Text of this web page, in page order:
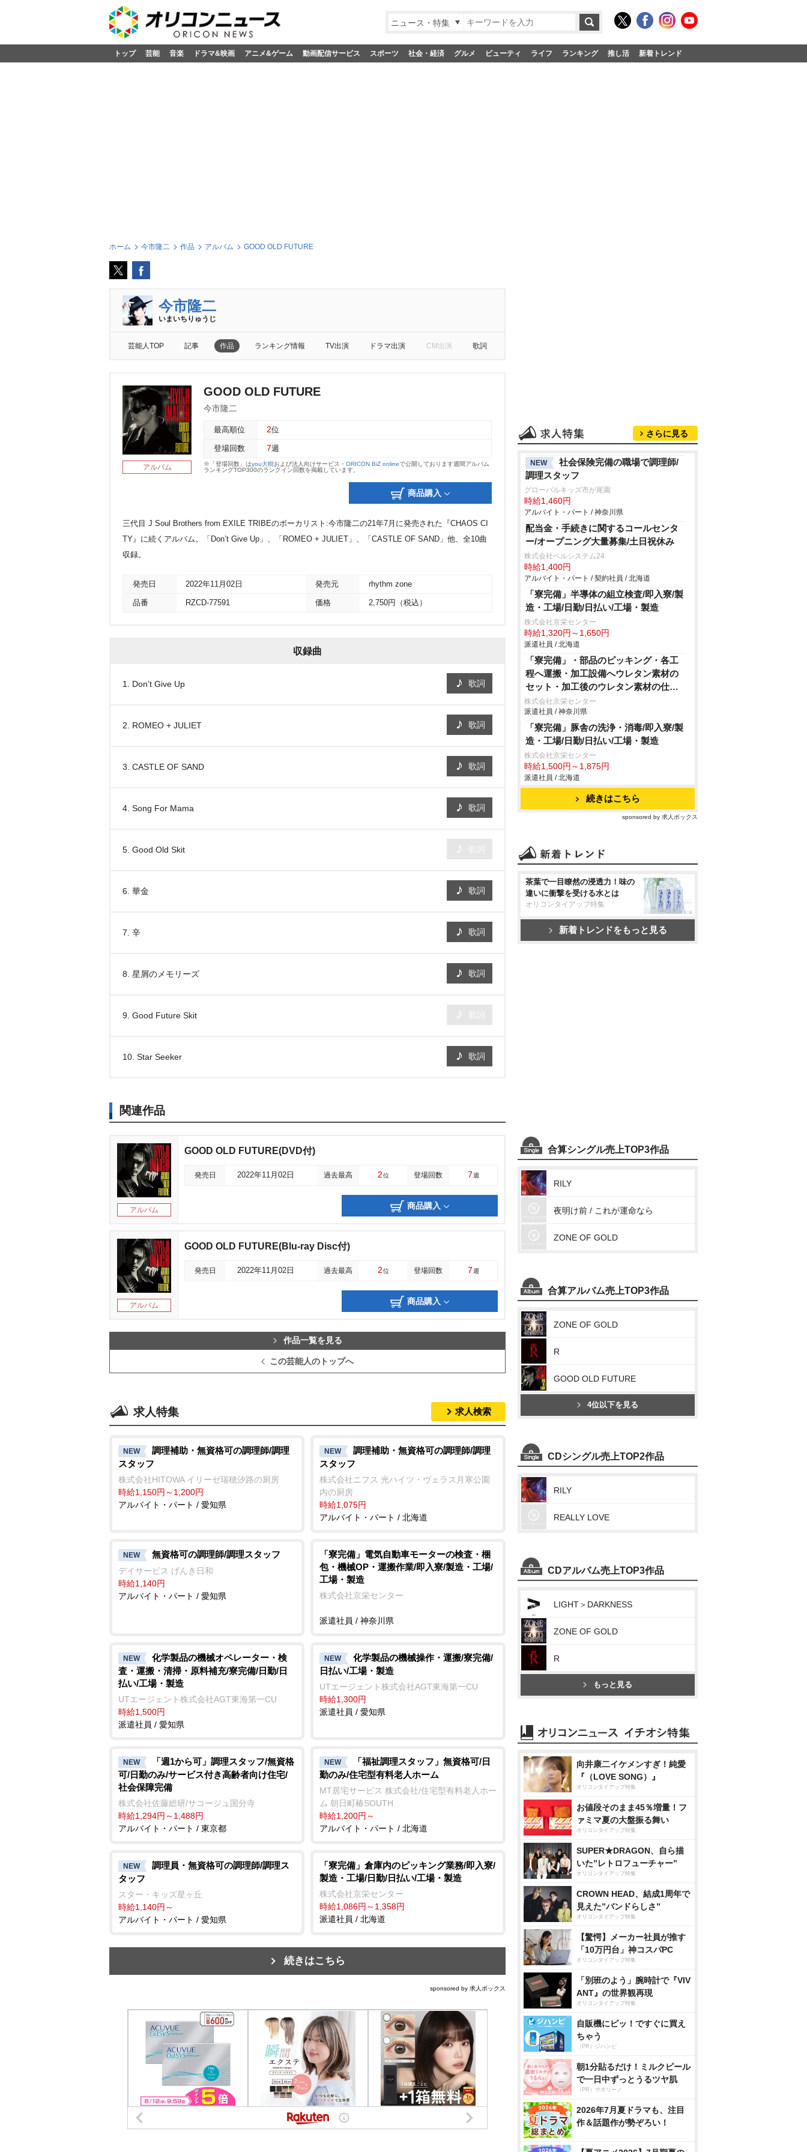
ニュース・特集
トップ 芸能 音楽 ドラマ&映画 アニメ&ゲーム 動画配信サービス スポーツ 社会・経済 グルメ ビューティ ライフ ランキング 推し活 新着トレンド
ホーム 今市隆二 作品 アルバム GOOD OLD FUTURE
今市隆二
いまいちりゅうじ
芸能人TOP 記事 作品 ランキング情報 TV出演 ドラマ出演 CM出演 歌詞
アルバム
GOOD OLD FUTURE
今市隆二
最高順位 2位
登場回数 7週
※「登場回数」はyou大樹および法人向けサービス・ ORICON BiZ onlineで公開しております週間アルバム
ランキングTOP300のランクイン回数を掲載しています。
商品購入
三代目 J Soul Brothers from EXILE TRIBEのボーカリスト:今市隆二の21年7月に発売された『CHAOS CI
TY』に続くアルバム。「Don’t Give Up」、「ROMEO + JULIET」、「CASTLE OF SAND」他、全10曲
収録。
発売日 2022年11月02日 発売元 rhythm zone
品番 RZCD-77591 価格 2,750円（税込）
収録曲
1. Don’t Give Up 歌詞
2. ROMEO + JULIET 歌詞
3. CASTLE OF SAND 歌詞
4. Song For Mama 歌詞
5. Good Old Skit
6. 華金 歌詞
7. 辛 歌詞
8. 星屑のメモリーズ 歌詞
9. Good Future Skit
10. Star Seeker 歌詞
関連作品
アルバム
GOOD OLD FUTURE(DVD付)
発売日 2022年11月02日 過去最高 2位 登場回数 7週
商品購入
アルバム
GOOD OLD FUTURE(Blu-ray Disc付)
発売日 2022年11月02日 過去最高 2位 登場回数 7週
商品購入
作品一覧を見る
この芸能人のトップへ
求人特集 求人検索
NEW
調理補助・無資格可の調理師/調理
スタッフ
株式会社HITOWA イリーゼ瑞穂汐路の厨房
時給1,150円～1,200円
アルバイト・パート / 愛知県
NEW
調理補助・無資格可の調理師/調理
スタッフ
株式会社ニフス 光ハイツ・ヴェラス月寒公園
内の厨房
時給1,075円
アルバイト・パート / 北海道
NEW 無資格可の調理師/調理スタッフ
デイサービス げんき日和
時給1,140円
アルバイト・パート / 愛知県
「寮完備」電気自動車モーターの検査・梱
包・機械OP・運搬作業/即入寮/製造・工場/
工場・製造
株式会社京栄センター
派遣社員 / 神奈川県
NEW
化学製品の機械オペレーター・検
査・運搬・清掃・原料補充/寮完備/日勤/日
払い/工場・製造
UTエージェント株式会社AGT東海第一CU
時給1,500円
派遣社員 / 愛知県
NEW
化学製品の機械操作・運搬/寮完備/
日払い/工場・製造
UTエージェント株式会社AGT東海第一CU
時給1,300円
派遣社員 / 愛知県
NEW
「週1から可」調理スタッフ/無資格
可/日勤のみ/サービス付き高齢者向け住宅/
社会保障完備
株式会社佐藤総研/サコージュ国分寺
時給1,294円～1,488円
アルバイト・パート / 東京都
NEW
「福祉調理スタッフ」無資格可/日
勤のみ/住宅型有料老人ホーム
MT居宅サービス 株式会社/住宅型有料老人ホー
ム 朝日町椿SOUTH
時給1,200円～
アルバイト・パート / 北海道
NEW
調理員・無資格可の調理師/調理ス
タッフ
スター・キッズ星ヶ丘
時給1,140円～
アルバイト・パート / 愛知県
「寮完備」倉庫内のピッキング業務/即入寮/
製造・工場/日勤/日払い/工場・製造
株式会社京栄センター
時給1,086円～1,358円
派遣社員 / 北海道
続きはこちら
sponsored by 求人ボックス
さらに見る
NEW
社会保険完備の職場で調理師/
調理スタッフ
グローバルキッズ市が尾園
時給1,460円
アルバイト・パート / 神奈川県
配当金・手続きに関するコールセンタ
ー/オープニング大量募集/土日祝休み
株式会社ベルシステム24
時給1,400円
アルバイト・パート / 契約社員 / 北海道
「寮完備」半導体の組立検査/即入寮/製
造・工場/日勤/日払い/工場・製造
株式会社京栄センター
時給1,320円～1,650円
派遣社員 / 北海道
「寮完備」・部品のピッキング・各工
程へ運搬・加工設備へウレタン素材の
セット・加工後のウレタン素材の仕上
げ・手作業やエアドライバーを使用し
ての車用シートの組付け・製品の検査
作業/即入寮/製造・工場
株式会社京栄センター
派遣社員 / 神奈川県
「寮完備」豚舎の洗浄・消毒/即入寮/製
造・工場/日勤/日払い/工場・製造
株式会社京栄センター
時給1,500円～1,875円
派遣社員 / 北海道
続きはこちら
sponsored by 求人ボックス
茶葉で一目瞭然の浸透力！味の
違いに衝撃を受ける水とは
オリコンタイアップ特集
新着トレンドをもっと見る
合算シングル売上TOP3作品
RILY
夜明け前 / これが運命なら
ZONE OF GOLD
合算アルバム売上TOP3作品
ZONE OF GOLD
R
GOOD OLD FUTURE
4位以下を見る
CDシングル売上TOP2作品
RILY
REALLY LOVE
CDアルバム売上TOP3作品
LIGHT＞DARKNESS
ZONE OF GOLD
R
もっと見る
向井康二イケメンすぎ！純愛
『（LOVE SONG）』
オリコンタイアップ特集
お値段そのまま45％増量！フ
ァミマ夏の大盤振る舞い
オリコンタイアップ特集
SUPER★DRAGON、自ら描
いた”レトロフューチャー”
オリコンタイアップ特集
CROWN HEAD、結成1周年で
見えた”バンドらしさ”
オリコンタイアップ特集
【驚愕】メーカー社員が推す
「10万円台」神コスパPC
オリコンタイアップ特集
「別班のよう」腕時計で『VIV
ANT』の世界観再現
オリコンタイアップ特集
自販機にピッ！ですぐに買え
ちゃう
（PR）ジハンピ
朝1分貼るだけ！ミルクピール
で一日中ずっとうるツヤ肌
（PR）サボリーノ
2026年7月夏ドラマも、注目
作＆話題作が勢ぞろい！